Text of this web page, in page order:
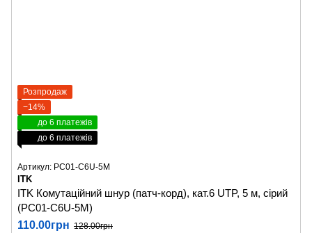
Розпродаж
−14%
до 6 платежів
до 6 платежів
Артикул: PC01-C6U-5M
ITK
ITK Комутаційний шнур (патч-корд), кат.6 UTP, 5 м, сірий
(PC01-C6U-5M)
110.00грн 128.00грн